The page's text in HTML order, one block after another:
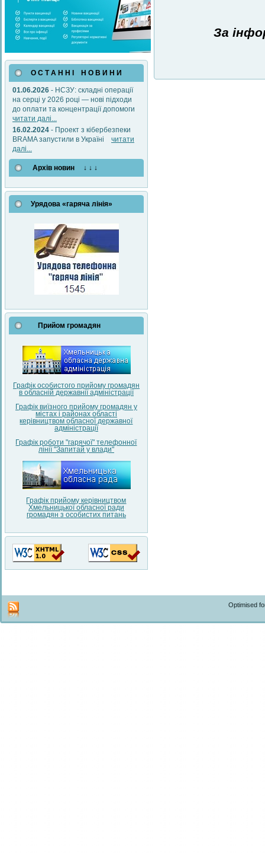
О С Т А Н Н І Н О В И Н И
01.06.2026 - НСЗУ: складні операції
на серці у 2026 році — нові підходи
до оплати та концентрації допомоги
читати далі...
16.02.2024 - Проект з кібербезпеки
BRAMA запустили в Україні читати
далі...
Архів новин ↓ ↓ ↓
Урядова «гаряча лінія»
Прийом громадян
Графік особистого прийому громадян
в обласній державнії адміністрації
Графік виїзного прийому громадян у
містах і районах області
керівництвом обласної державної
адміністрації
Графік роботи "гарячої" телефонної
лінії "Запитай у влади"
Графік прийому керівництвом
Хмельницької обласної ради
громадян з особистих питань
За
Optimised